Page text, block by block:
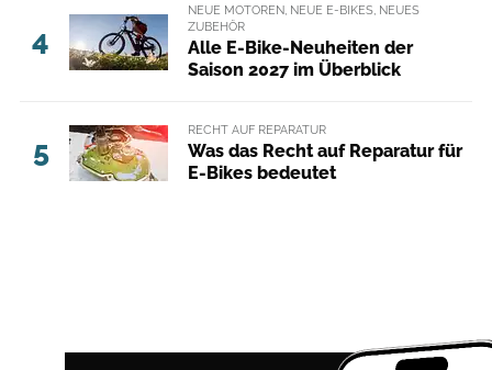
4
NEUE MOTOREN, NEUE E-BIKES, NEUES
ZUBEHÖR
Alle E-Bike-Neuheiten der
Saison 2027 im Überblick
5
RECHT AUF REPARATUR
Was das Recht auf Reparatur für
E-Bikes bedeutet